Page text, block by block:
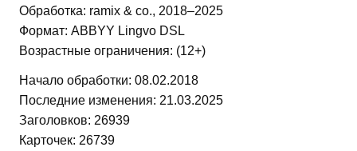
Обработка: ramix & co., 2018–2025
Формат: ABBYY Lingvo DSL
Возрастные ограничения: (12+)
Начало обработки: 08.02.2018
Последние изменения: 21.03.2025
Заголовков: 26939
Карточек: 26739